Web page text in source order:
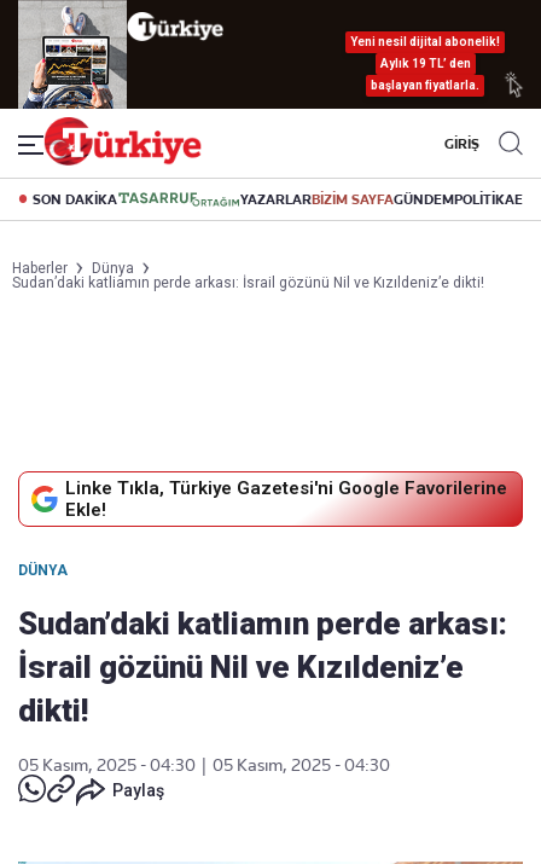
Yeni nesil dijital abonelik!
Aylık 19 TL’ den
başlayan fiyatlarla.
GİRİŞ
SON DAKİKA YAZARLARBİZİM SAYFAGÜNDEMPOLİTİKA
Haberler
Dünya
Sudan’daki katliamın perde arkası: İsrail gözünü Nil ve Kızıldeniz’e dikti!
Linke Tıkla, Türkiye Gazetesi'ni Google Favorilerine
Ekle!
DÜNYA
Sudan’daki katliamın perde arkası:
İsrail gözünü Nil ve Kızıldeniz’e
dikti!
05 Kasım, 2025 - 04:30
05 Kasım, 2025 - 04:30
Paylaş